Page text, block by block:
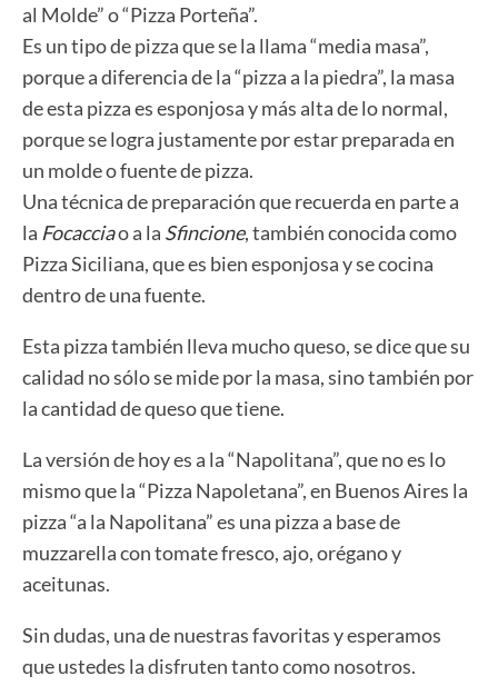
al Molde” o “Pizza Porteña”.
Es un tipo de pizza que se la llama “media masa”,
porque a diferencia de la “pizza a la piedra”, la masa
de esta pizza es esponjosa y más alta de lo normal,
porque se logra justamente por estar preparada en
un molde o fuente de pizza.
Una técnica de preparación que recuerda en parte a
la Focacciao a la Sfincione, también conocida como
Pizza Siciliana, que es bien esponjosa y se cocina
dentro de una fuente.
Esta pizza también lleva mucho queso, se dice que su
calidad no sólo se mide por la masa, sino también por
la cantidad de queso que tiene.
La versión de hoy es a la “Napolitana”, que no es lo
mismo que la “Pizza Napoletana”, en Buenos Aires la
pizza “a la Napolitana” es una pizza a base de
muzzarella con tomate fresco, ajo, orégano y
aceitunas.
Sin dudas, una de nuestras favoritas y esperamos
que ustedes la disfruten tanto como nosotros.